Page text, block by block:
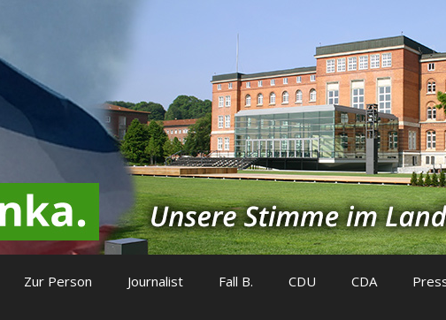
Zur Person Journalist Fall B. CDU CDA